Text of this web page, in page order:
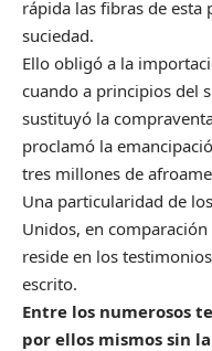
rápida las fibras de esta
suciedad.
Ello obligó a la
cuando a principios del
sustituyó la
proclamó la
tres millones de
Una particularidad de
Unidos, en
reside en los
escrito.
Entre los numerosos
por ellos mismos sin